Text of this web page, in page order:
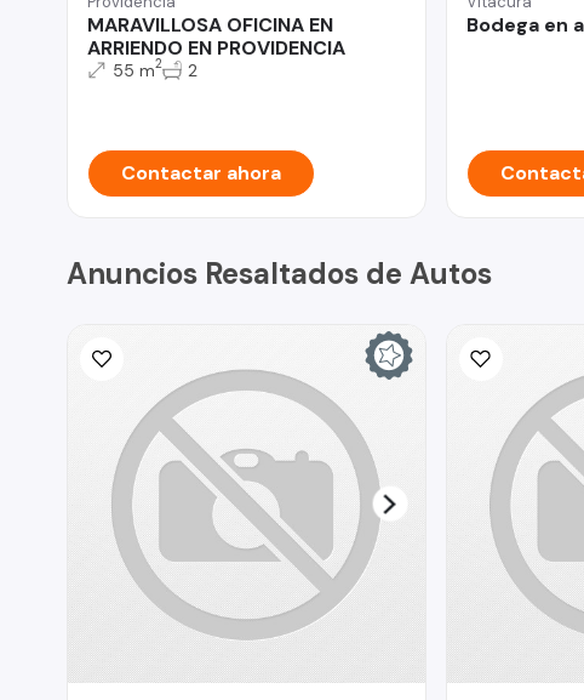
MARAVILLOSA OFICINA EN
ARRIENDO EN PROVIDENCIA
55 m2 2
Contactar ahora
Bodega en
Anuncios Resaltados de Autos